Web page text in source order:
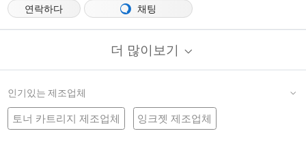
연락하다
채팅
더 많이보기
인기있는 제조업체
토너 카트리지 제조업체 잉크젯 제조업체